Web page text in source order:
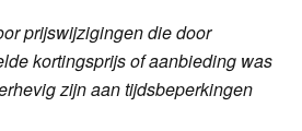
prijswijzigingen die door
kortingsprijs of aanbieding was
zijn aan tijdsbeperkingen